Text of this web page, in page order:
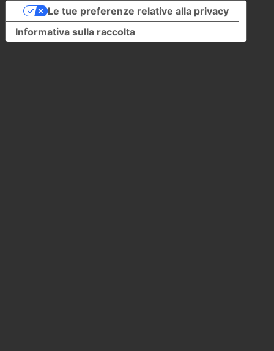
Informativa sulla raccolta
Le tue preferenze relative alla privacy